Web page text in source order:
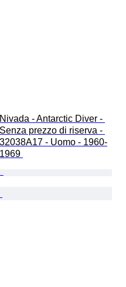
Nivada - Antarctic Diver -
Senza prezzo di riserva -
32038A17 - Uomo - 1960-
1969